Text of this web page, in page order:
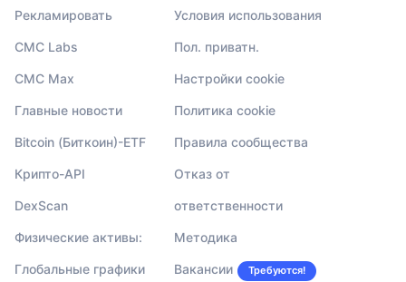
Рекламировать
CMC Labs
CMC Max
Главные новости
Bitcoin (Биткоин)-ETF
Крипто-API
DexScan
Физические активы:
Глобальные графики
Условия использования
Пол. приватн.
Настройки cookie
Политика cookie
Правила сообщества
Отказ от
ответственности
Методика
Вакансии Требуются!